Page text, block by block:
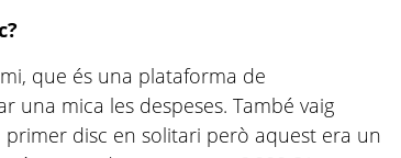
que és una plataforma de
una mica les despeses. També vaig
disc en solitari però aquest era un